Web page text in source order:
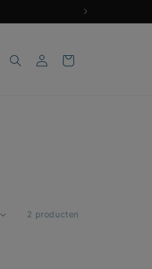
Inloggen
Winkelwagen
2 producten